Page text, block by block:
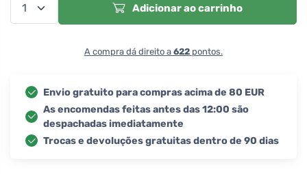
Adicionar ao carrinho
A compra dá direito a 622 pontos.
Envio gratuito para compras acima de 80 EUR
As encomendas feitas antes das 12:00 são
despachadas imediatamente
Trocas e devoluções gratuitas dentro de 90 dias